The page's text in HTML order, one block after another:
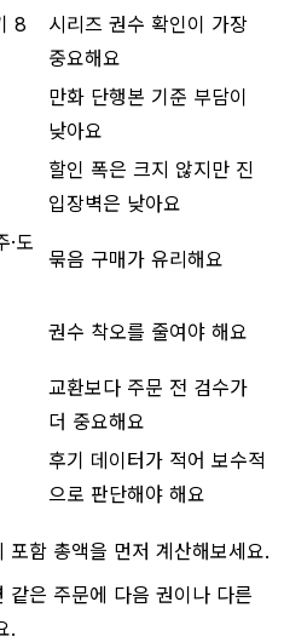
8
시리즈 권수 확인이 가장
중요해요
만화 단행본 기준 부담이
낮아요
할인 폭은 크지 않지만 진
입장벽은 낮아요
도
묶음 구매가 유리해요
권수 착오를 줄여야 해요
교환보다 주문 전 검수가
더 중요해요
후기 데이터가 적어 보수적
으로 판단해야 해요
포함 총액을 먼저 계산해보세요.
같은 주문에 다음 권이나 다른
.